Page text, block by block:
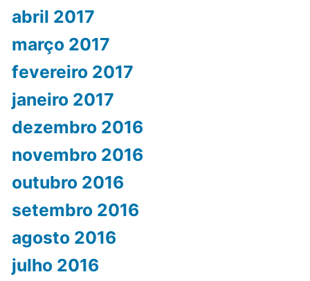
abril 2017
março 2017
fevereiro 2017
janeiro 2017
dezembro 2016
novembro 2016
outubro 2016
setembro 2016
agosto 2016
julho 2016